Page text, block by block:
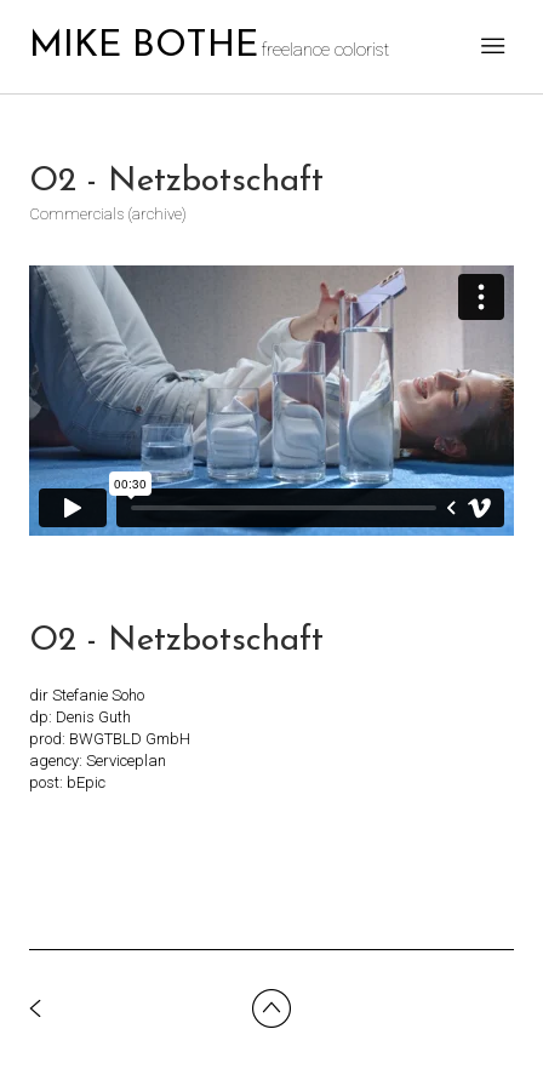
MIKE BOTHE freelance colorist
O2 - Netzbotschaft
Commercials (archive)
O2 - Netzbotschaft
dir Stefanie Soho
dp: Denis Guth
prod: BWGTBLD GmbH
agency: Serviceplan
post: bEpic